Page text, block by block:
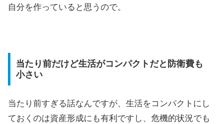
自分を作っていると思うので。
当たり前だけど生活がコンパクトだと防衛費も
小さい
当たり前すぎる話なんですが、生活をコンパクトにし
ておくのは資産形成にも有利ですし、危機的状況でも